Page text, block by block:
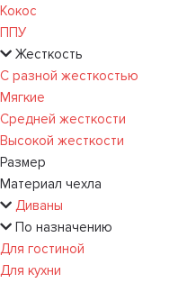
Кокос
ППУ
Жесткость
С разной жесткостью
Мягкие
Средней жесткости
Высокой жесткости
Размер
Материал чехла
Диваны
По назначению
Для гостиной
Для кухни